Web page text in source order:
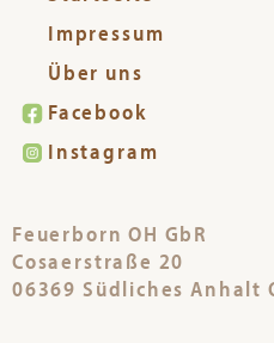
Impressum
Über uns
Facebook
Instagram
Feuerborn OH GbR
Cosaerstraße 20
06369 Südliches Anhalt